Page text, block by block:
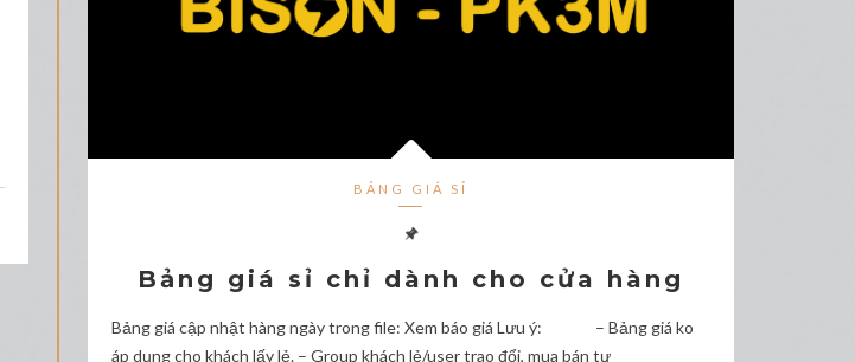
BẢNG GIÁ SỈ
Bảng giá sỉ chỉ dành cho cửa hàng
Bảng giá cập nhật hàng ngày trong file: Xem báo giá Lưu ý: – Bảng giá ko
áp dụng cho khách lấy lẻ. – Group khách lẻ/user trao đổi, mua bán tự